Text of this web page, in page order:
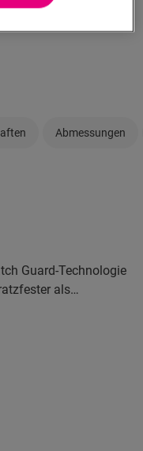
Abmessungen
Guard-Technologie
als